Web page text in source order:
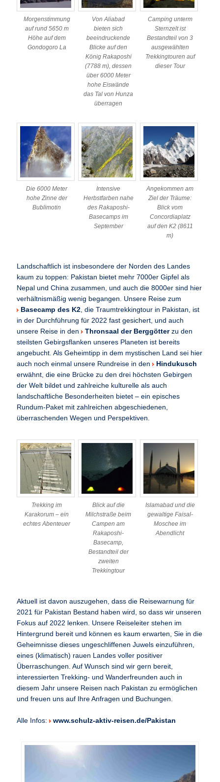
Morgenstimmung
auf rund 5650 m
Höhe auf dem
Gondogoro La
Von Aliabad
bieten sich
beeindruckende
Blicke auf den
König Rakaposhi
(7788 m), dessen
über 6000 Meter
hohe Eiswände
das Tal von Hunza
überragen
Camping unterm
Sternzelt ist
Bestandteil von 3
ausgewählten
Trekkingtouren auf
dieser Tour
Die 6000 Meter
hohe Zinne der
Bublimotin
Intensive
Herbstfarben nahe
des Rakaposhi-
Basecamps im
September
Angekommen am
Ziel der Träume:
Blick vom
Concordiaplatz
auf den K2 (8611
m)
Landschaftlich ist insbesondere der Norden des Landes
kaum zu toppen: Pakistan bietet mehr 7000er Gipfel als
Nepal und China zusammen, und auch die 8000er sind hier
verhältnismäßig wenig begangen. Unsere Reise zum
Basecamp des K2 , die Traumtrekkingtour in Pakistan, ist
in der Durchführung für 2022 fast gesichert, und auch
unsere Reise in den Thronsaal der Berggötterzu den
steilsten Gebirgsflanken unseres Planeten ist bereits
angebucht. Als Geheimtipp in dem mystischen Land sei hier
auch noch einmal unsere Rundreise in den Hindukusch
erwähnt, die eine Brücke zu den drei höchsten Gebirgen
der Welt bildet und zahlreiche kulturelle als auch
landschaftliche Besonderheiten bietet – ein episches
Rundum-Paket mit zahlreichen abgeschiedenen,
überraschenden Wegen und Perspektiven.
Trekking im
Karakorum – ein
echtes Abenteuer
Blick auf die
Milchstraße beim
Campen am
Rakaposhi-
Basecamp,
Bestandteil der
zweiten
Trekkingtour
Islamabad und die
gewaltige Faisal-
Moschee im
Abendlicht
Aktuell ist davon auszugehen, dass die Reisewarnung für
2021 für Pakistan Bestand haben wird, so dass wir unseren
Fokus auf 2022 lenken. Unsere Reiseleiter stehen im
Hintergrund bereit und können es kaum erwarten, Sie in die
Geheimnisse dieses ungeschliffenen Juwels einzuführen,
eines (klimatisch) rauen Landes voller positiver
Überraschungen. Auf Wunsch sind wir gern bereit,
interessierten Trekking- und Wanderfreunden auch in
diesem Jahr unsere Reisen nach Pakistan zu ermöglichen
und freuen uns auf Ihre Anfragen und Buchungen.
Alle Infos: www.schulz-aktiv-reisen.de/Pakistan